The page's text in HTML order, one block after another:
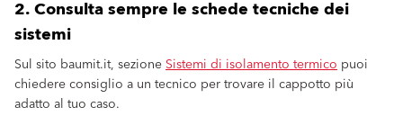
2. Consulta sempre le schede tecniche dei
sistemi
Sul sito baumit.it, sezioneSistemi di isolamento termico puoi
chiedere consiglio a un tecnico per trovare il cappotto più
adatto al tuo caso.